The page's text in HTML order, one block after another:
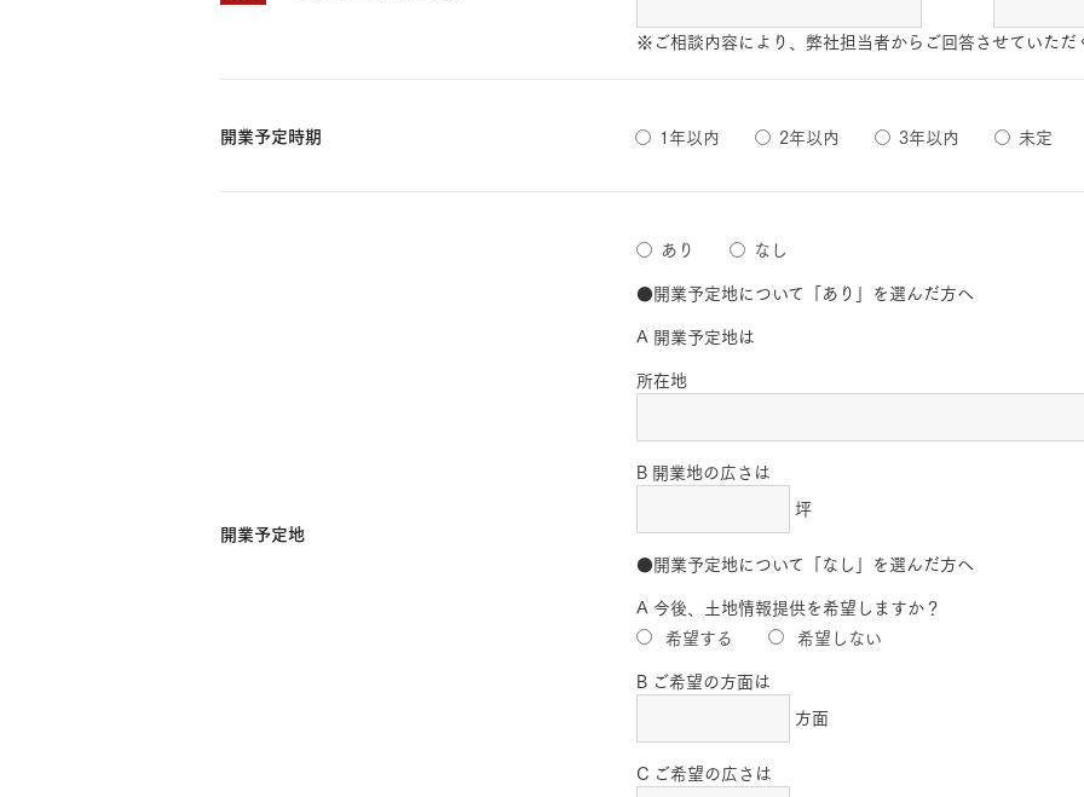
※ご相談内容により、弊社担当者からご回答させていただ
開業予定時期 1年以内 2年以内 3年以内 未定
開業予定地
あり
なし
●開業予定地について「あり」を選んだ方へ
A 開業予定地は
所在地
B 開業地の広さは
坪
●開業予定地について「なし」を選んだ方へ
A 今後、土地情報提供を希望しますか？
希望する
希望しない
B ご希望の方面は
方面
C ご希望の広さは